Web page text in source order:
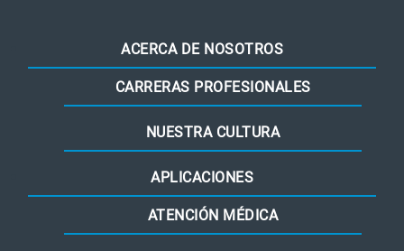
ACERCA DE NOSOTROS
CARRERAS PROFESIONALES
NUESTRA CULTURA
APLICACIONES
ATENCIÓN MÉDICA